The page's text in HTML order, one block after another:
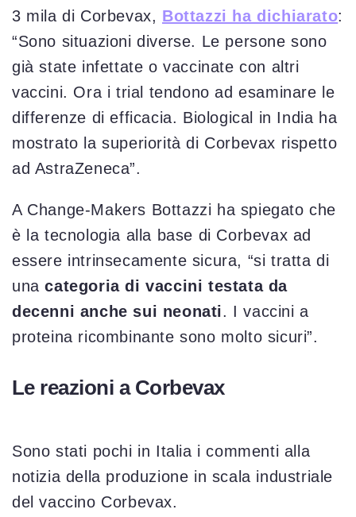
3 mila di Corbevax, Bottazzi ha dichiarato:
“Sono situazioni diverse. Le persone sono
già state infettate o vaccinate con altri
vaccini. Ora i trial tendono ad esaminare le
differenze di efficacia. Biological in India ha
mostrato la superiorità di Corbevax rispetto
ad AstraZeneca”.
A Change-Makers Bottazzi ha spiegato che
è la tecnologia alla base di Corbevax ad
essere intrinsecamente sicura, “si tratta di
unacategoria di vaccini testata da
decenni anche sui neonati. I vaccini a
proteina ricombinante sono molto sicuri”.
Le reazioni a Corbevax
Sono stati pochi in Italia i commenti alla
notizia della produzione in scala industriale
del vaccino Corbevax.